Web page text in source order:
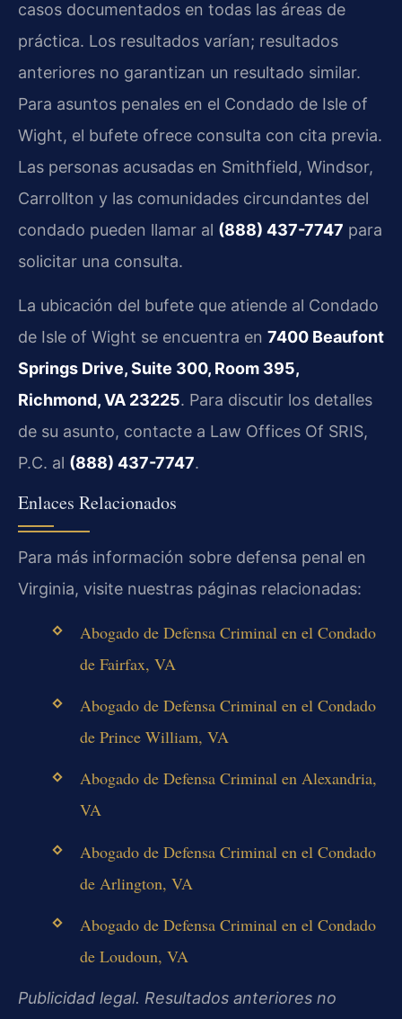
casos documentados en todas las áreas de
práctica. Los resultados varían; resultados
anteriores no garantizan un resultado similar.
Para asuntos penales en el Condado de Isle of
Wight, el bufete ofrece consulta con cita previa.
Las personas acusadas en Smithfield, Windsor,
Carrollton y las comunidades circundantes del
condado pueden llamar al (888) 437-7747 para
solicitar una consulta.
La ubicación del bufete que atiende al Condado
de Isle of Wight se encuentra en 7400 Beaufont
Springs Drive, Suite 300, Room 395,
Richmond, VA 23225. Para discutir los detalles
de su asunto, contacte a Law Offices Of SRIS,
P.C. al (888) 437-7747.
Enlaces Relacionados
Para más información sobre defensa penal en
Virginia, visite nuestras páginas relacionadas:
Abogado de Defensa Criminal en el Condado
de Fairfax, VA
Abogado de Defensa Criminal en el Condado
de Prince William, VA
Abogado de Defensa Criminal en Alexandria,
VA
Abogado de Defensa Criminal en el Condado
de Arlington, VA
Abogado de Defensa Criminal en el Condado
de Loudoun, VA
Publicidad legal. Resultados anteriores no